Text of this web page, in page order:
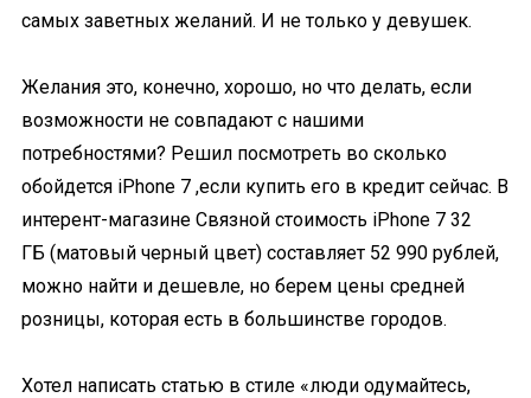
самых заветных желаний. И не только у девушек.
Желания это, конечно, хорошо, но что делать, если
возможности не совпадают с нашими
потребностями? Решил посмотреть во сколько
обойдется iPhone 7 ,если купить его в кредит сейчас. В
интерент-магазине Связной стоимость iPhone 7 32
ГБ (матовый черный цвет) составляет 52 990 рублей,
можно найти и дешевле, но берем цены средней
розницы, которая есть в большинстве городов.
Хотел написать статью в стиле «люди одумайтесь,